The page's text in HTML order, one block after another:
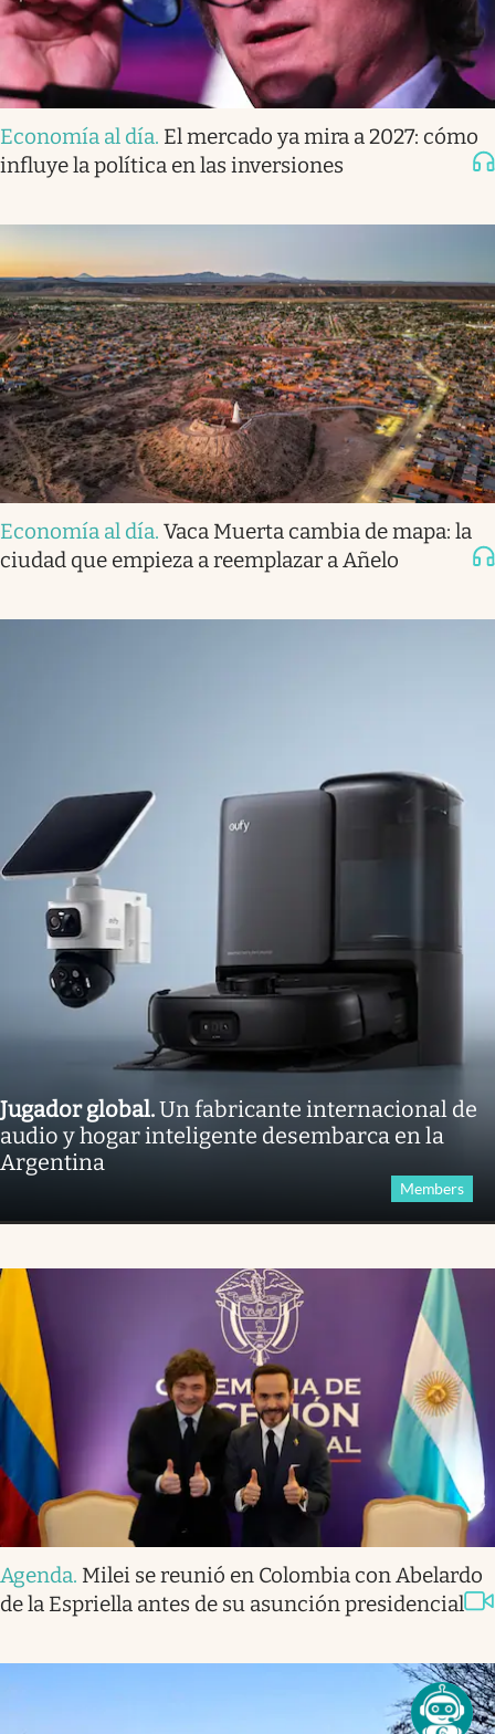
Economía al día. El mercado ya mira a 2027: cómo
influye la política en las inversiones
Economía al día. Vaca Muerta cambia de mapa: la
ciudad que empieza a reemplazar a Añelo
Jugador global.Un fabricante internacional de
audio y hogar inteligente desembarca en la
Argentina
Members
Agenda. Milei se reunió en Colombia con Abelardo
de la Espriella antes de su asunción presidencial